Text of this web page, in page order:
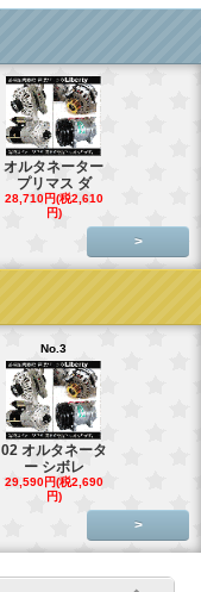
オルタネーター
プリマス ダ
28,710円(税2,610
円)
>
No.3
02 オルタネータ
ー シボレ
29,590円(税2,690
円)
>